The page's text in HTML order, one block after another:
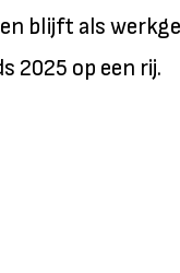
blijft als
2025 op een rij.